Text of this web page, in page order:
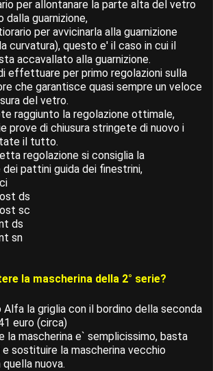
per allontanare la parte alta del vetro
dalla guarnizione,
per avvicinarla alla guarnizione
curvatura), questo e' il caso in cui il
accavallato alla guarnizione.
effettuare per primo regolazioni sulla
che garantisce quasi sempre un veloce
del vetro.
raggiunto la regolazione ottimale,
prove di chiusura stringete di nuovo i
il tutto.
regolazione si consiglia la
pattini guida dei finestrini,
ds
sc
ds
sn
la mascherina della 2° serie?
la griglia con il bordino della seconda
euro (circa)
la mascherina e` semplicissimo, basta
sostituire la mascherina vecchio
nuova.